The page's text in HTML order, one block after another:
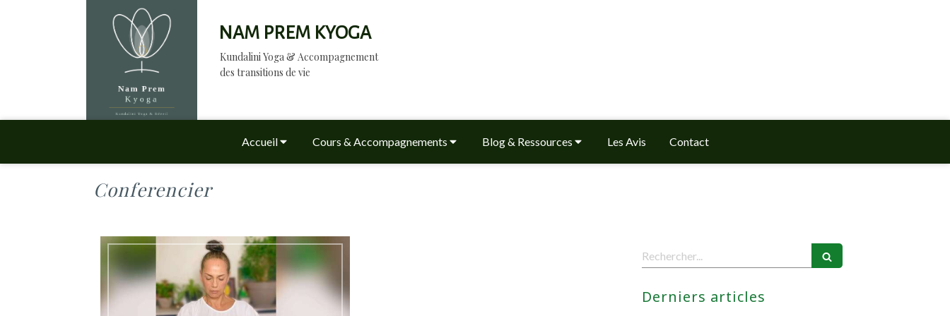
NAM PREM KYOGA
Kundalini Yoga & Accompagnement
des transitions de vie
Accueil Cours & Accompagnements Blog & Ressources Les Avis Contact
Conferencier
Rechercher
Derniers articles